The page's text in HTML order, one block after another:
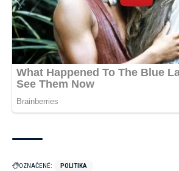
OZNAČENÉ: POLITIKA